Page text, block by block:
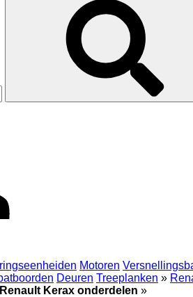
Motoren
Deuren Treeplanken »
Kerax onderdelen »